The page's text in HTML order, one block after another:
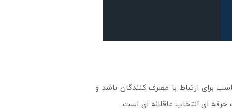
برای ارتباط با مصرف کنندگان باشد و
حرفه ای انتخاب عاقلانه ای است.